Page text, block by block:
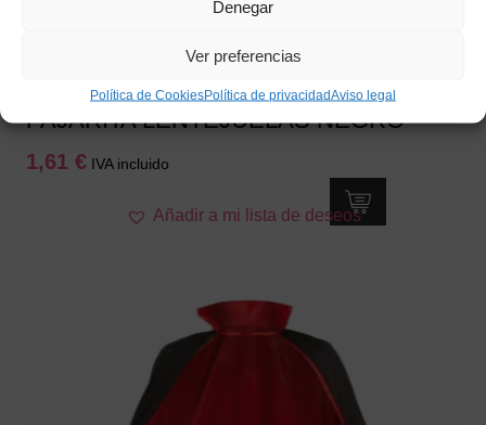
Denegar
Ver preferencias
Política de CookiesPolítica de privacidadAviso legal
PAJARITA LENTEJUELAS NEGRO
1,61 € IVA incluido
Añadir a mi lista de deseos